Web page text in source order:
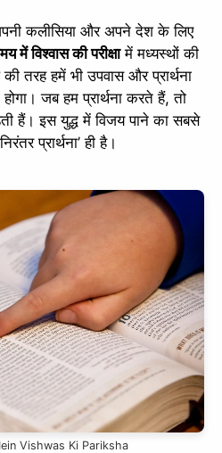
कलीसिया और अपने देश के लिए
में विश्वास की परीक्षामें मध्यस्थों की
तरह हमें भी उपवास और प्रार्थना
जब हम प्रार्थना करते हैं, तो
हैं। इस युद्ध में विजय पाने का सबसे
प्रार्थना’ ही है।
Vishwas Ki Pariksha